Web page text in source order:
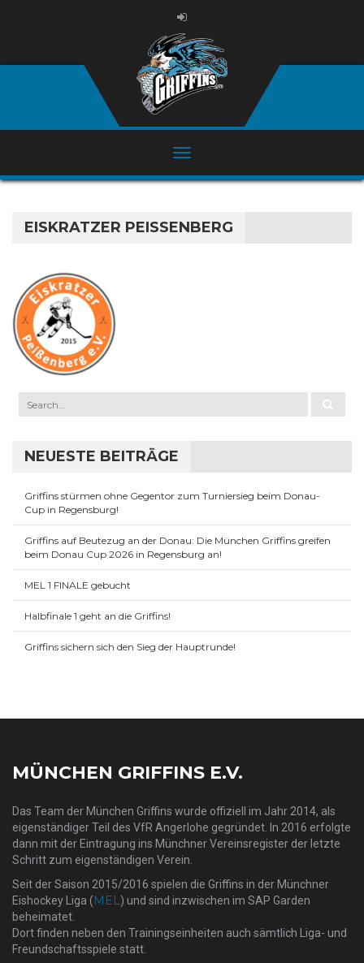
EISKRATZER PEISSENBERG
NEUESTE BEITRÄGE
Griffins stürmen ohne Gegentor zum Turniersieg beim Donau-
Cup in Regensburg!
Griffins auf Beutezug an der Donau: Die München Griffins greifen
beim Donau Cup 2026 in Regensburg an!
MEL 1 FINALE gebucht
Halbfinale 1 geht an die Griffins!
Griffins sichern sich den Sieg der Hauptrunde!
MÜNCHEN GRIFFINS E.V.
Das Team der München Griffins wurde offiziell im Jahr 2014, als
eigenständiger Teil des VfR Angerlohe gegründet. In 2016 erfolgte
dann mit der Eintragung ins Münchner Vereinsregister der letzte
Schritt zum eigenständigen Verein.
Seit der Saison 2015/2016 spielen die Griffins in der Münchner
Eishockey Liga (MEL) und sind inzwischen im SAP Garden
beheimatet.
Dort finden neben den Trainingseinheiten auch sämtlich Liga- und
Freundschaftsspiele statt.